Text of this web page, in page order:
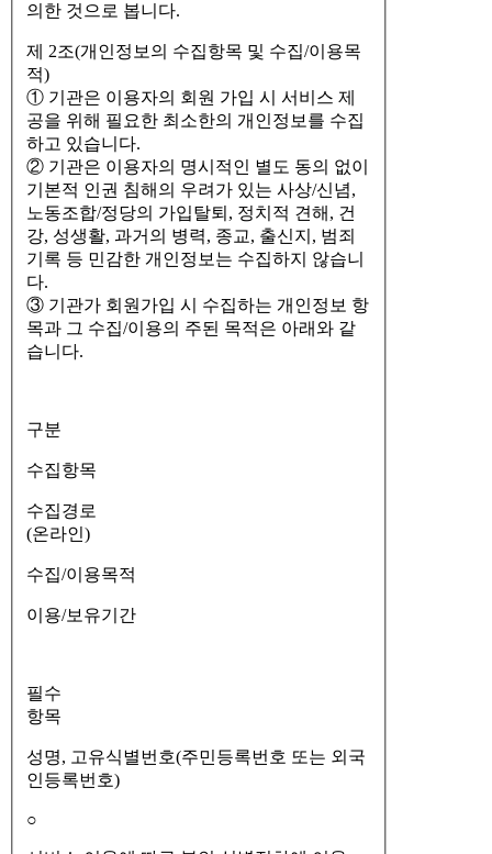
의한 것으로 봅니다.
제 2조(개인정보의 수집항목 및 수집/이용목
적)
① 기관은 이용자의 회원 가입 시 서비스 제
공을 위해 필요한 최소한의 개인정보를 수집
하고 있습니다.
② 기관은 이용자의 명시적인 별도 동의 없이
기본적 인권 침해의 우려가 있는 사상/신념,
노동조합/정당의 가입탈퇴, 정치적 견해, 건
강, 성생활, 과거의 병력, 종교, 출신지, 범죄
기록 등 민감한 개인정보는 수집하지 않습니
다.
③ 기관가 회원가입 시 수집하는 개인정보 항
목과 그 수집/이용의 주된 목적은 아래와 같
습니다.
구분
수집항목
수집경로
(온라인)
수집/이용목적
이용/보유기간
필수
항목
성명, 고유식별번호(주민등록번호 또는 외국
인등록번호)
○